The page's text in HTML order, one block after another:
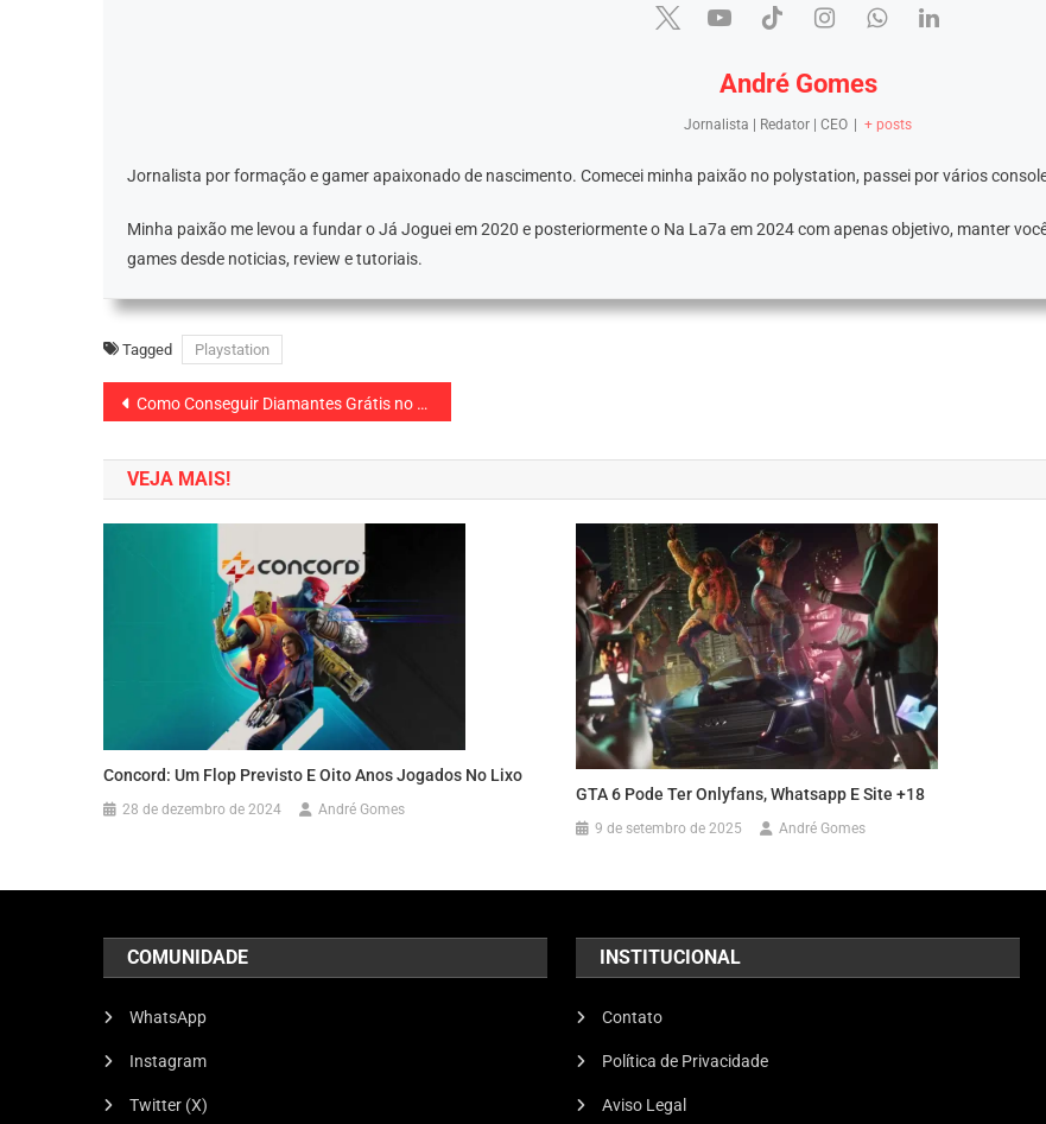
André Gomes
Jornalista | Redator | CEO + posts
Jornalista por formação e gamer apaixonado de nascimento. Comecei minha paixão no polystation, passei por vários
Minha paixão me levou a fundar o Já Joguei em 2020 e posteriormente o Na La7a em 2024 com apenas objetivo, manter
games desde noticias, review e tutoriais.
Tagged Playstation
Navegação
de
Post
Como Conseguir Diamantes Grátis no Free Fire (2024)
VEJA MAIS!
Concord: Um Flop Previsto E Oito Anos Jogados No Lixo
28 de dezembro de 2024 André Gomes
GTA 6 Pode Ter Onlyfans, Whatsapp E Site +18
9 de setembro de 2025 André Gomes
COMUNIDADE
WhatsApp
Instagram
Twitter (X)
INSTITUCIONAL
Contato
Política de Privacidade
Aviso Legal